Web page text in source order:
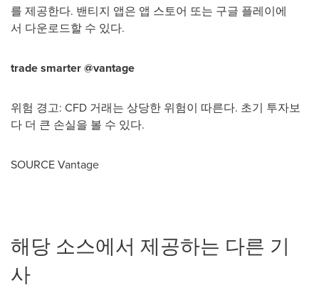
를 제공한다. 밴티지 앱은 앱 스토어 또는 구글 플레이에
서 다운로드할 수 있다.
trade smarter @vantage
위험 경고: CFD 거래는 상당한 위험이 따른다. 초기 투자보
다 더 큰 손실을 볼 수 있다.
SOURCE Vantage
해당 소스에서 제공하는 다른 기
사